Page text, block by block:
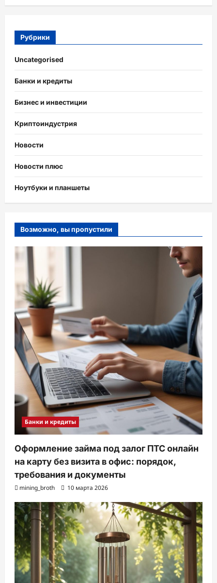
Рубрики
Uncategorised
Банки и кредиты
Бизнес и инвестиции
Криптоиндустрия
Новости
Новости плюс
Ноутбуки и планшеты
Возможно, вы пропустили
Банки и кредиты
Оформление займа под залог ПТС онлайн
на карту без визита в офис: порядок,
требования и документы
mining_broth 10 марта 2026